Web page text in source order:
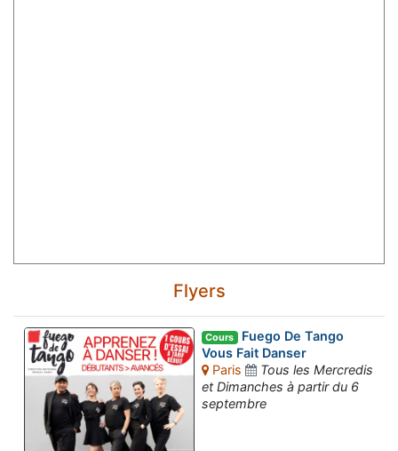
Flyers
Cours Fuego De Tango
Vous Fait Danser
Paris
Tous les Mercredis
et Dimanches à partir du 6
septembre